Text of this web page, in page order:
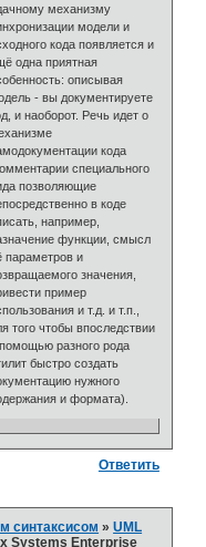
механизму
модели и
кода появляется и
одна приятная
описывая
- вы документируете
и наоборот. Речь идет о
кода
специального
позволяющие
в коде
например,
функции, смысл
параметров и
значения,
пример
и т.д. и т.п.,
того чтобы впоследствии
разного рода
быстро создать
нужного
и формата).
Ответить
синтаксисом »UML
Systems Enterprise